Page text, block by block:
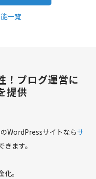
一覧
！ ブログ運営に
提供
WordPressサイトならサ
ます。
。